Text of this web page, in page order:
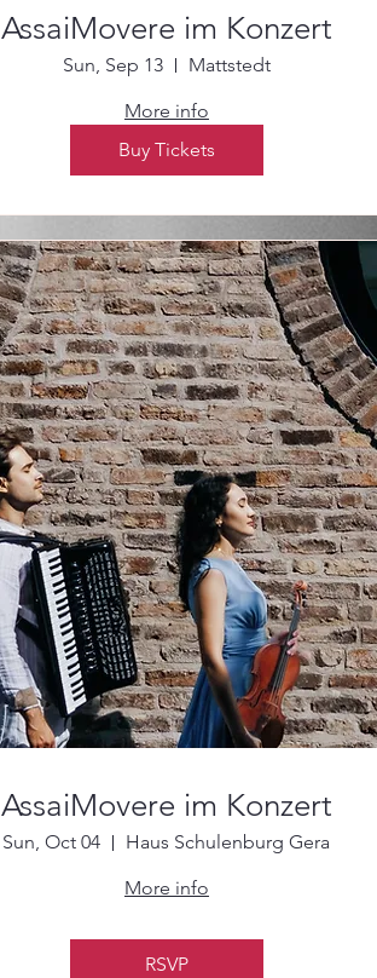
AssaiMovere im Konzert
Sun, Sep 13
Mattstedt
More info
Buy Tickets
AssaiMovere im Konzert
Sun, Oct 04
Haus Schulenburg Gera
More info
RSVP